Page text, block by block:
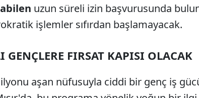
uzun süreli izin başvurusunda
işlemler sıfırdan başlamayacak.
GENÇLERE FIRSAT KAPISI OLACAK
aşan nüfusuyla ciddi bir genç iş